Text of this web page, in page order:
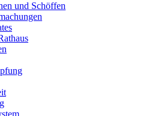
und Schöffen